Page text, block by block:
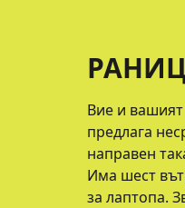
Вие и
предлага
направен
Има шест
за лаптопа.